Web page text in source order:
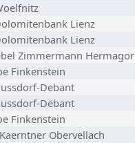
Lienz
Lienz
Zimmermann Hermagor
Finkenstein
Debant
Debant
Finkenstein
Obervellach